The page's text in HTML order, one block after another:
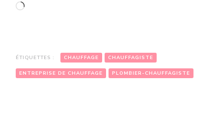
Chargement…
ÉTIQUETTES : CHAUFFAGE CHAUFFAGISTE
ENTREPRISE DE CHAUFFAGE PLOMBIER-CHAUFFAGISTE